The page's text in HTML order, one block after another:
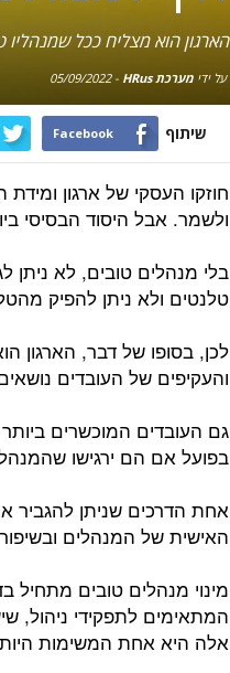
הארגון הוא מצליח ככל שמנהליו
על ידימערכת HRus -
05/09/2022
שיתוף Facebook
חוזקו העסקי של ארגון
ולשמר. אבל היסוד הבסיסי
בלי מנהלים טובים, לא ניתן
טלנטים ולא ניתן להפיק
לכן, בסופו של דבר, הארגון
והעקיפים של העובדים
גם העובדים המוכשרים
בפועל אם הם ירגישו
אחת הדרכים שניתן להגביר
האישית של המנהלים
מינוי מנהלים טובים מתחיל
המתאימים לתפקידי ניהול,
אלה היא אחת המשימות